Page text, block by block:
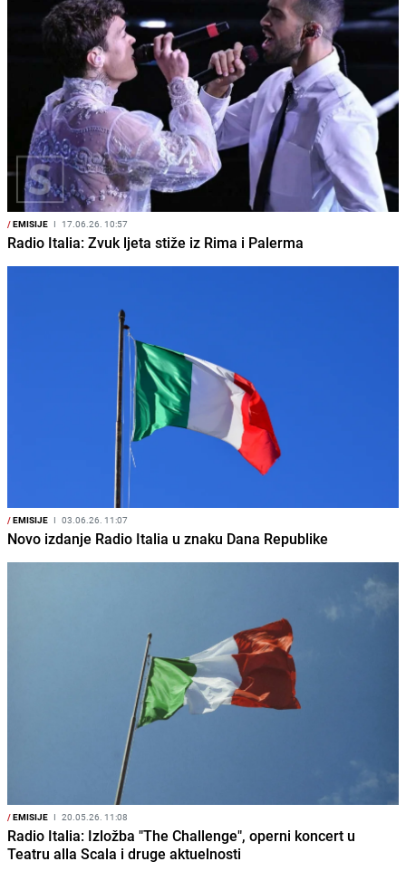
/EMISIJE I 17.06.26. 10:57
Radio Italia: Zvuk ljeta stiže iz Rima i Palerma
/EMISIJE I 03.06.26. 11:07
Novo izdanje Radio Italia u znaku Dana Republike
/EMISIJE I 20.05.26. 11:08
Radio Italia: Izložba "The Challenge", operni koncert u
Teatru alla Scala i druge aktuelnosti